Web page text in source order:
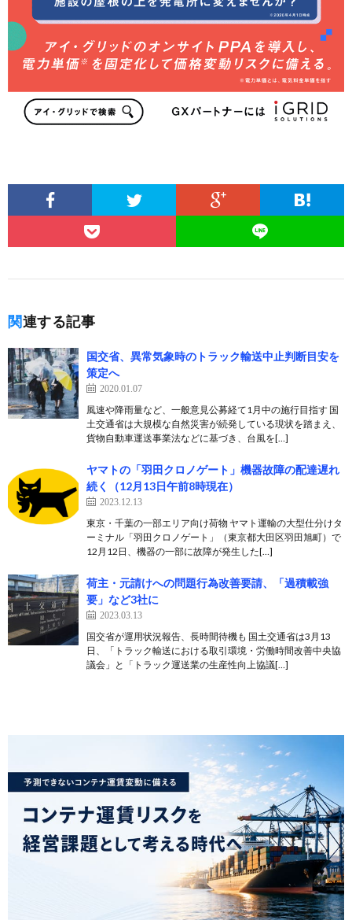
関連する記事
国交省、異常気象時のトラック輸送中止判断目安を
策定へ
2020.01.07
風速や降雨量など、一般意見公募経て1月中の施行目指す 国
土交通省は大規模な自然災害が続発している現状を踏まえ、
貨物自動車運送事業法などに基づき、台風を[…]
ヤマトの「羽田クロノゲート」機器故障の配達遅れ
続く（12月13日午前8時現在）
2023.12.13
東京・千葉の一部エリア向け荷物 ヤマト運輸の大型仕分けタ
ーミナル「羽田クロノゲート」（東京都大田区羽田旭町）で
12月12日、機器の一部に故障が発生した[…]
荷主・元請けへの問題行為改善要請、「過積載強
要」など3社に
2023.03.13
国交省が運用状況報告、長時間待機も 国土交通省は3月13
日、「トラック輸送における取引環境・労働時間改善中央協
議会」と「トラック運送業の生産性向上協議[…]